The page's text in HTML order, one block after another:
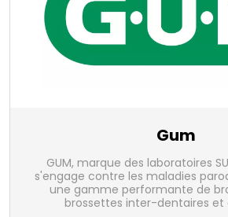
Gum
GUM, marque des laboratoires
s'engage contre les maladies
une gamme performante de
brossettes inter-dentaires et